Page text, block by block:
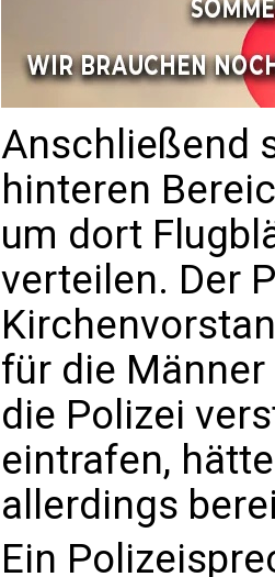
Anschließend
hinteren
um dort
verteilen. Der
für die
die Polizei
eintrafen,
allerdings
Ein